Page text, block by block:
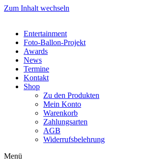
Zum Inhalt wechseln
Entertainment
Foto-Ballon-Projekt
Awards
News
Termine
Kontakt
Shop
Zu den Produkten
Mein Konto
Warenkorb
Zahlungsarten
AGB
Widerrufsbelehrung
Menü